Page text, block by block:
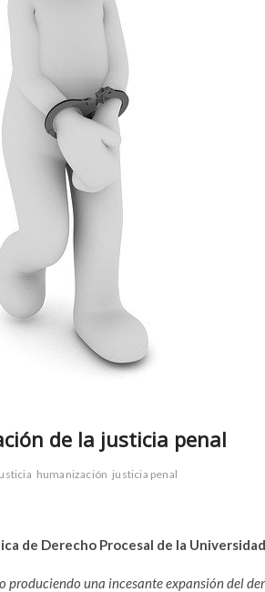
de la justicia penal
humanización justicia penal
de Derecho Procesal de la
produciendo una incesante expansión del